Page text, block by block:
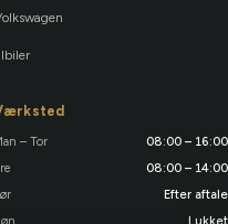
– Tor
08:00 – 16:00
08:00 – 14:00
Efter aftale